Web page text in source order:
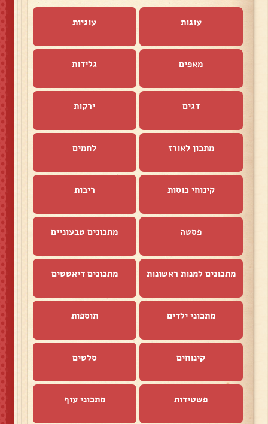
עוגות עוגיות
מאפים גלידות
דגים ירקות
מתכון לאורז לחמים
קינוחי כוסות ריבות
פסטה מתכונים טבעוניים
מתכונים למנות ראשונות מתכונים דיאטטים
מתכוני ילדים תוספות
קינוחים סלטים
פשטידות מתכוני עוף